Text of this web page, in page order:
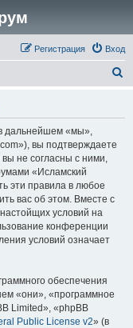
Вход
Регистрация
дальнейшем «мы»,
вы подтверждаете
не согласны с ними,
«Исламский
эти правила в любое
вас об этом. Вместе с
условий на
конференции
условий означает
обеспечения
«они», «программное
Limited», «phpBB
Public License v2» (в